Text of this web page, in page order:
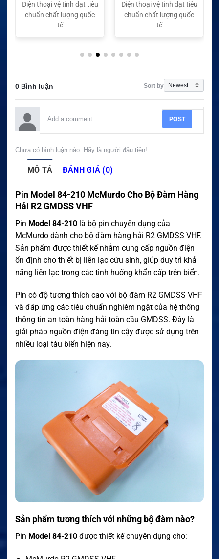
Điện thoại vệ tinh đạt tiêu
chuẩn chất lượng quốc
tế
Vetinhnet . Com - Đại lý
Độc Quyền của Thương
hiệu Sahaha tại Việt Nam
0 Bình luận Sort by
POST
Chưa có bình luận nào. Hãy là người đầu tiên!
MÔ TẢ ĐÁNH GIÁ (0)
Pin Model 84-210 McMurdo Cho Bộ Đàm Hàng
Hải R2 GMDSS VHF
Pin Model 84-210 là bộ pin chuyên dụng của
McMurdo dành cho bộ đàm hàng hải R2 GMDSS VHF.
Sản phẩm được thiết kế nhằm cung cấp nguồn điện
ổn định cho thiết bị liên lạc cứu sinh, giúp duy trì khả
năng liên lạc trong các tình huống khẩn cấp trên biển.
Pin có độ tương thích cao với bộ đàm R2 GMDSS VHF
và đáp ứng các tiêu chuẩn nghiêm ngặt của hệ thống
thông tin an toàn hàng hải toàn cầu GMDSS. Đây là
giải pháp nguồn điện đáng tin cậy được sử dụng trên
nhiều loại tàu biển hiện nay.
Sản phẩm tương thích với những bộ đàm nào?
Pin Model 84-210 được thiết kế chuyên dụng cho: